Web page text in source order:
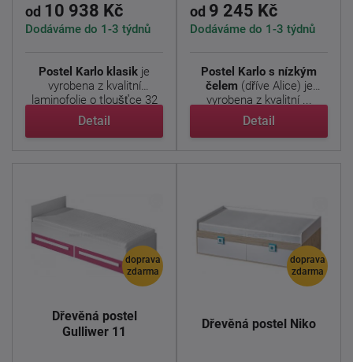
od 10 938 Kč
Dodáváme do 1-3 týdnů
Postel Karlo klasik je
vyrobena z kvalitní
laminofolie o tloušťce 32
...
Detail
od 9 245 Kč
Dodáváme do 1-3 týdnů
Postel Karlo s nízkým
čelem (dříve Alice) je
vyrobena z kvalitní ...
Detail
doprava
zdarma
Dřevěná postel
Gulliwer 11
doprava
zdarma
Dřevěná postel Niko